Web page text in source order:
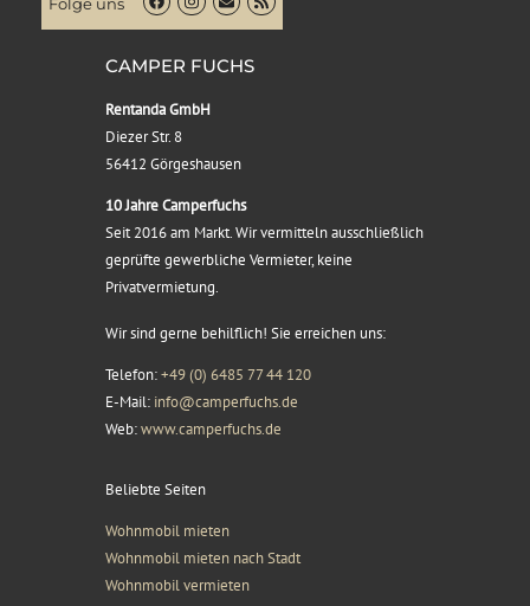
CAMPER FUCHS
Rentanda GmbH
Diezer Str. 8
56412 Görgeshausen
10 Jahre Camperfuchs
Seit 2016 am Markt. Wir vermitteln ausschließlich
geprüfte gewerbliche Vermieter, keine
Privatvermietung.
Wir sind gerne behilflich! Sie erreichen uns:
Telefon:+49 (0) 6485 77 44 120
E-Mail: info@camperfuchs.de
Web:www.camperfuchs.de
Beliebte Seiten
Wohnmobil mieten
Wohnmobil mieten nach Stadt
Wohnmobil vermieten